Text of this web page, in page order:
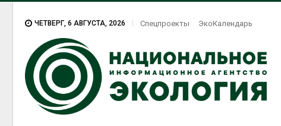
ЧЕТВЕРГ, 6 АВГУСТА, 2026 Спецпроекты ЭкоКалендарь